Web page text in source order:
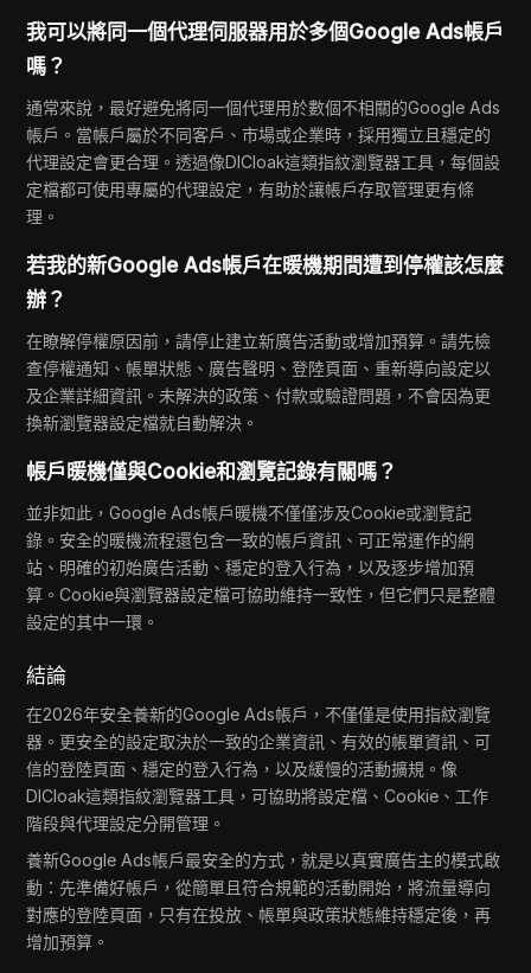
我可以將同一個代理伺服器用於多個Google Ads帳戶
嗎？
通常來說，最好避免將同一個代理用於數個不相關的Google Ads
帳戶。當帳戶屬於不同客戶、市場或企業時，採用獨立且穩定的
代理設定會更合理。透過像DICloak這類指紋瀏覽器工具，每個設
定檔都可使用專屬的代理設定，有助於讓帳戶存取管理更有條
理。
若我的新Google Ads帳戶在暖機期間遭到停權該怎麼
辦？
在瞭解停權原因前，請停止建立新廣告活動或增加預算。請先檢
查停權通知、帳單狀態、廣告聲明、登陸頁面、重新導向設定以
及企業詳細資訊。未解決的政策、付款或驗證問題，不會因為更
換新瀏覽器設定檔就自動解決。
帳戶暖機僅與Cookie和瀏覽記錄有關嗎？
並非如此，Google Ads帳戶暖機不僅僅涉及Cookie或瀏覽記
錄。安全的暖機流程還包含一致的帳戶資訊、可正常運作的網
站、明確的初始廣告活動、穩定的登入行為，以及逐步增加預
算。Cookie與瀏覽器設定檔可協助維持一致性，但它們只是整體
設定的其中一環。
結論
在2026年安全養新的Google Ads帳戶，不僅僅是使用指紋瀏覽
器。更安全的設定取決於一致的企業資訊、有效的帳單資訊、可
信的登陸頁面、穩定的登入行為，以及緩慢的活動擴規。像
DICloak這類指紋瀏覽器工具，可協助將設定檔、Cookie、工作
階段與代理設定分開管理。
養新Google Ads帳戶最安全的方式，就是以真實廣告主的模式啟
動：先準備好帳戶，從簡單且符合規範的活動開始，將流量導向
對應的登陸頁面，只有在投放、帳單與政策狀態維持穩定後，再
增加預算。